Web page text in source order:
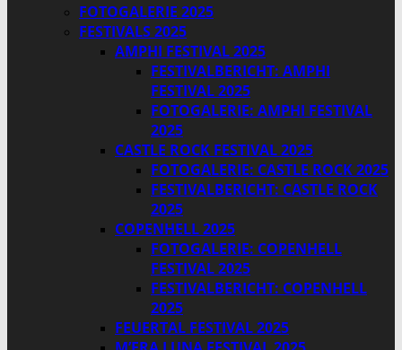
FOTOGALERIE 2025
FESTIVALS 2025
AMPHI FESTIVAL 2025
FESTIVALBERICHT: AMPHI
FESTIVAL 2025
FOTOGALERIE: AMPHI FESTIVAL
2025
CASTLE ROCK FESTIVAL 2025
FOTOGALERIE: CASTLE ROCK 2025
FESTIVALBERICHT: CASTLE ROCK
2025
COPENHELL 2025
FOTOGALERIE: COPENHELL
FESTIVAL 2025
FESTIVALBERICHT: COPENHELL
2025
FEUERTAL FESTIVAL 2025